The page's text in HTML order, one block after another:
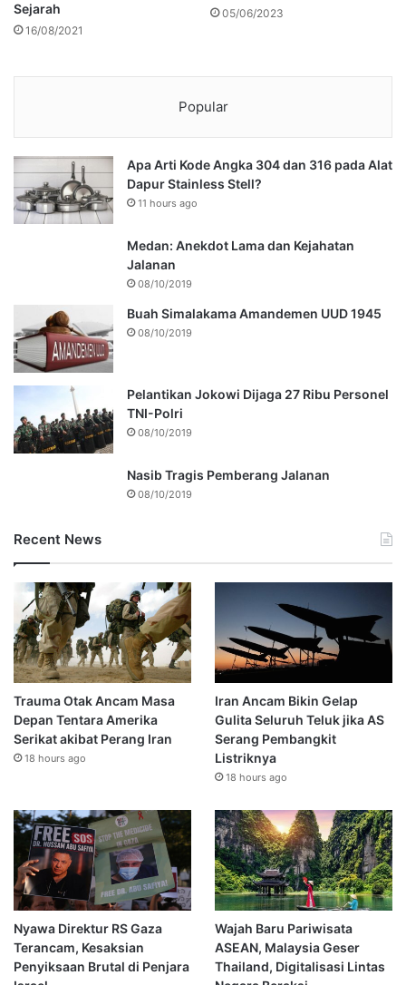
Sejarah
16/08/2021
05/06/2023
Popular
Apa Arti Kode Angka 304 dan 316 pada Alat
Dapur Stainless Stell?
11 hours ago
Medan: Anekdot Lama dan Kejahatan
Jalanan
08/10/2019
Buah Simalakama Amandemen UUD 1945
08/10/2019
Pelantikan Jokowi Dijaga 27 Ribu Personel
TNI-Polri
08/10/2019
Nasib Tragis Pemberang Jalanan
08/10/2019
Recent News
Trauma Otak Ancam Masa
Depan Tentara Amerika
Serikat akibat Perang Iran
18 hours ago
Iran Ancam Bikin Gelap
Gulita Seluruh Teluk jika AS
Serang Pembangkit
Listriknya
18 hours ago
Nyawa Direktur RS Gaza
Terancam, Kesaksian
Penyiksaan Brutal di Penjara
Wajah Baru Pariwisata
ASEAN, Malaysia Geser
Thailand, Digitalisasi Lintas